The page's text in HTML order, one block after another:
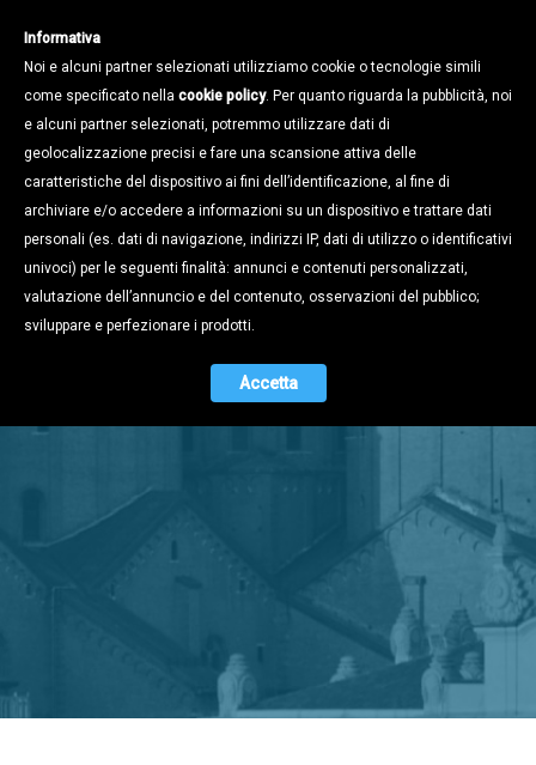
Stampa e
Territorio
Informativa
Noi e alcuni partner selezionati utilizziamo cookie o tecnologie simili
come specificato nella cookie policy. Per quanto riguarda la pubblicità, noi
e alcuni partner selezionati, potremmo utilizzare dati di
geolocalizzazione precisi e fare una scansione attiva delle
caratteristiche del dispositivo ai fini dell’identificazione, al fine di
archiviare e/o accedere a informazioni su un dispositivo e trattare dati
personali (es. dati di navigazione, indirizzi IP, dati di utilizzo o identificativi
univoci) per le seguenti finalità: annunci e contenuti personalizzati,
valutazione dell’annuncio e del contenuto, osservazioni del pubblico;
sviluppare e perfezionare i prodotti.
Accetta